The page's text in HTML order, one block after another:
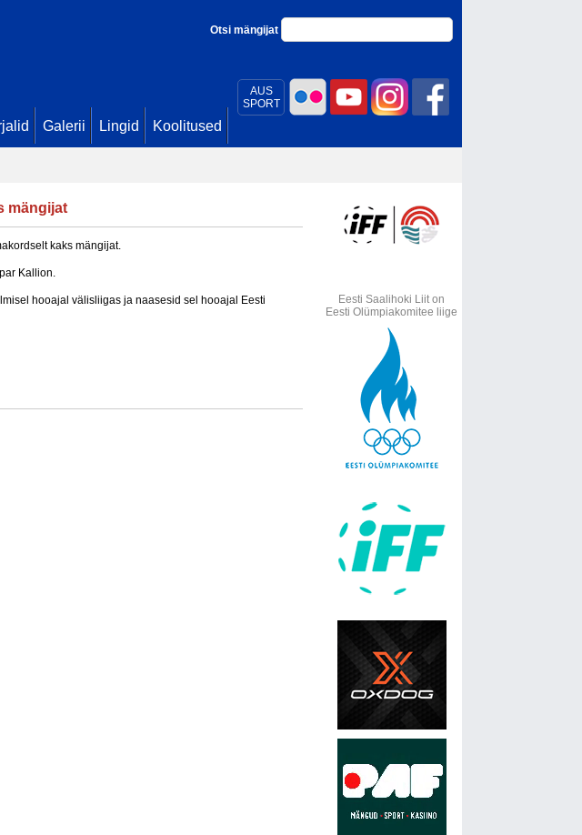
AUS
SPORT
Otsi mängijat
Galerii Lingid Koolitused
mängijat
kaks mängijat.
Kallion.
hooajal välisliigas ja naasesid sel hooajal Eesti
Eesti Saalihoki Liit on
Eesti Olümpiakomitee liige